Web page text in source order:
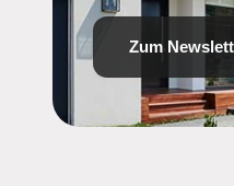
Zum